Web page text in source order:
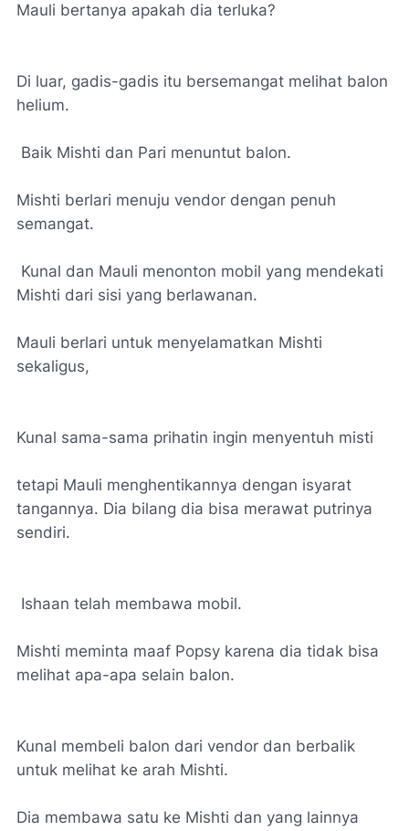
Mauli bertanya apakah dia terluka?
Di luar, gadis-gadis itu bersemangat melihat balon
helium.
Baik Mishti dan Pari menuntut balon.
Mishti berlari menuju vendor dengan penuh
semangat.
Kunal dan Mauli menonton mobil yang mendekati
Mishti dari sisi yang berlawanan.
Mauli berlari untuk menyelamatkan Mishti
sekaligus,
Kunal sama-sama prihatin ingin menyentuh misti
tetapi Mauli menghentikannya dengan isyarat
tangannya. Dia bilang dia bisa merawat putrinya
sendiri.
Ishaan telah membawa mobil.
Mishti meminta maaf Popsy karena dia tidak bisa
melihat apa-apa selain balon.
Kunal membeli balon dari vendor dan berbalik
untuk melihat ke arah Mishti.
Dia membawa satu ke Mishti dan yang lainnya